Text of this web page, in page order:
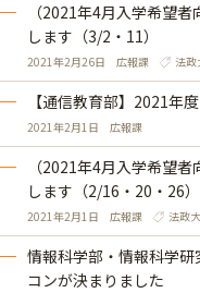
（2021年4月入学希望
します（3/2・11）
2021年2月26日 広報課 法
【通信教育部】2021年
2021年2月1日 広報課
（2021年4月入学希望
します（2/16・20・26）
2021年2月1日 広報課 法政
情報科学部・情報科学
コンが決まりました